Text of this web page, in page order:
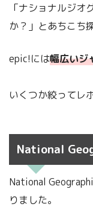
「ナショナルジオ
か？」とあちこち
epic!には幅広いジ
いくつか絞ってレ
National
National
りました。